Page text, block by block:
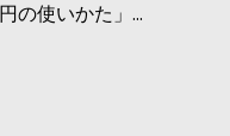
の使いかた」...